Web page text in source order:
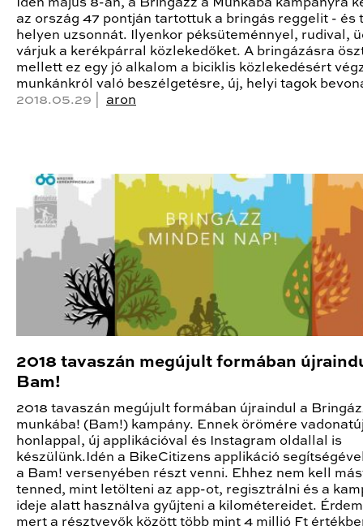
az ország 47 pontján tartottuk a bringás reggelit - és
helyen uzsonnát. Ilyenkor péksüteménnyel, rudival,
várjuk a kerékpárral közlekedőket. A bringázásra
mellett ez egy jó alkalom a biciklis közlekedésért
munkánkról való beszélgetésre, új, helyi tagok
2018.05.29 | aron
2018 tavaszán megújult formában
Bam!
2018 tavaszán megújult formában újraindul a
munkába! (Bam!) kampány. Ennek örömére
honlappal, új applikációval és Instagram oldallal is
készülünk.Idén a BikeCitizens applikáció
a Bam! versenyében részt venni. Ehhez nem kell
tenned, mint letölteni az app-ot, regisztrálni és a
ideje alatt használva gyűjteni a kilométereidet.
mert a résztvevők között több mint 4 millió Ft